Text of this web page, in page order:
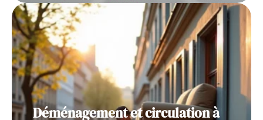
Déménagement et circulation à